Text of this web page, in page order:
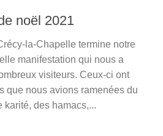
noël 2021
la-Chapelle termine notre
manifestation qui nous a
visiteurs. Ceux-ci ont
que nous avions ramenées du
karité, des hamacs,...